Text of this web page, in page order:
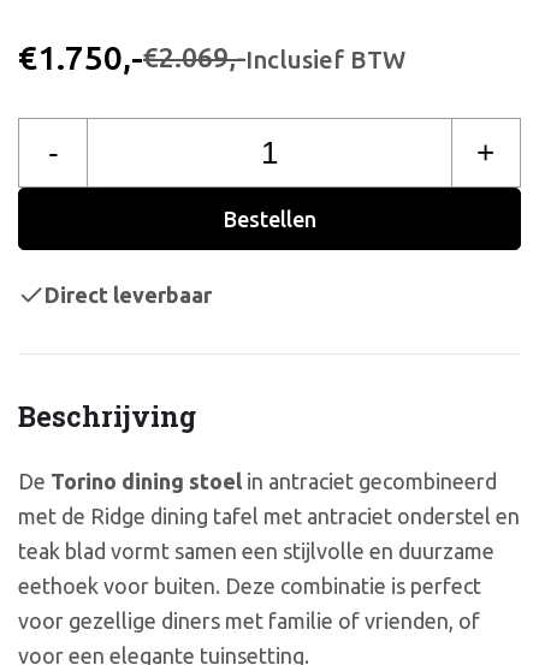
€1.750,-€2.069,-Inclusief BTW
Beschrijving
De Torino dining stoel in antraciet gecombineerd
met de Ridge dining tafel met antraciet onderstel en
teak blad vormt samen een stijlvolle en duurzame
eethoek voor buiten. Deze combinatie is perfect
voor gezellige diners met familie of vrienden, of
voor een elegante tuinsetting.
- +
Bestellen
Direct leverbaar